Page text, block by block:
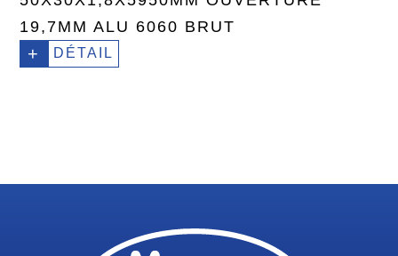
19,7MM ALU 6060 BRUT
+ DÉTAIL